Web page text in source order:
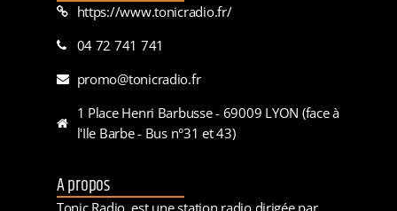
https://www.tonicradio.fr/
04 72 741 741
promo@tonicradio.fr
1 Place Henri Barbusse - 69009 LYON (face à
l'Ile Barbe - Bus n°31 et 43)
A propos
Tonic Radio, est une station radio dirigée par